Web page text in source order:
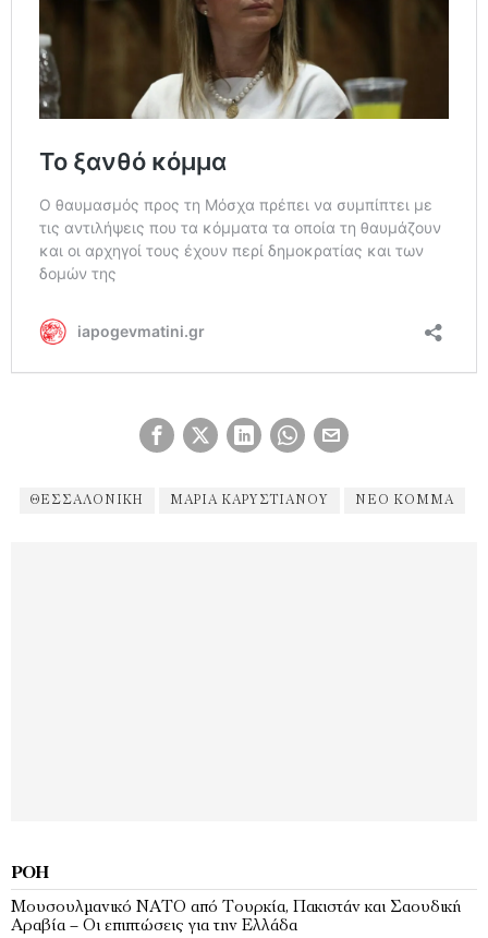
ΘΕΣΣΑΛΟΝΊΚΗ ΜΑΡΊΑ ΚΑΡΥΣΤΙΑΝΟΎ ΝΕΟ ΚΌΜΜΑ
ΡΟΉ
Μουσουλμανικό ΝΑΤΟ από Τουρκία, Πακιστάν και Σαουδική
Αραβία – Οι επιπτώσεις για την Ελλάδα